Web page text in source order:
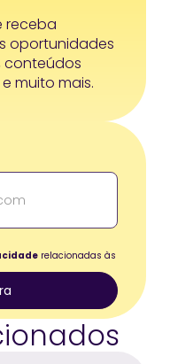
receba
oportunidades
conteúdos
muito mais.
relacionadas às